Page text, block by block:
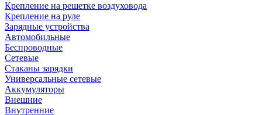
Крепление на решетке воздуховода
Крепление на руле
Зарядные устройства
Автомобильные
Беспроводные
Сетевые
Стаканы зарядки
Универсальные сетевые
Аккумуляторы
Внешние
Внутренние